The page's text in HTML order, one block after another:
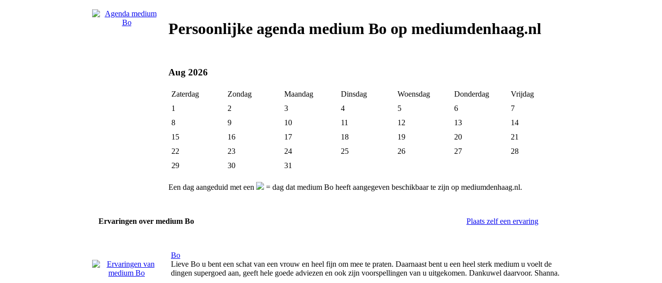
Persoonlijke agenda medium Bo op mediumdenhaag.nl
Aug 2026
Zaterdag Zondag Maandag Dinsdag Woensdag Donderdag
Vrijdag
1
2 3 4 5 6
7
8
9 10 11 12 13
14
15
16 17 18 19 20
21
22
23 24 25 26 27
28
29
30 31
Een dag aangeduid met een = dag dat medium Bo heeft aangegeven beschikbaar te zijn op mediumdenhaag.nl.
Ervaringen over medium Bo Plaats zelf een ervaring
Bo
Lieve Bo u bent een schat van een vrouw en heel fijn om mee te praten. Daarnaast bent u een heel sterk medium u voelt de
dingen supergoed aan, geeft hele goede adviezen en ook zijn voorspellingen van u uitgekomen. Dankuwel daarvoor. Shanna.